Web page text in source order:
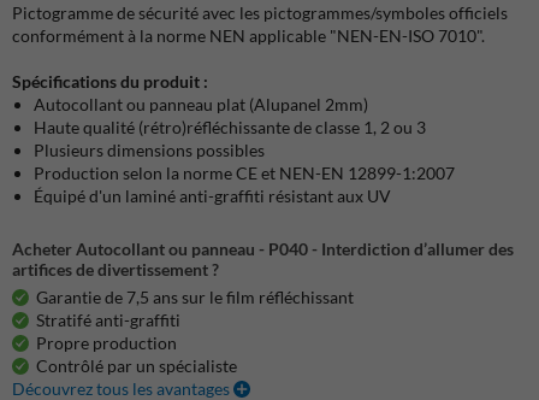
Pictogramme de sécurité avec les pictogrammes/symboles officiels
conformément à la norme NEN applicable "NEN-EN-ISO 7010".
Spécifications du produit :
Autocollant ou panneau plat (Alupanel 2mm)
Haute qualité (rétro)réfléchissante de classe 1, 2 ou 3
Plusieurs dimensions possibles
Production selon la norme CE et NEN-EN 12899-1:2007
Équipé d'un laminé anti-graffiti résistant aux UV
Acheter Autocollant ou panneau - P040 - Interdiction d’allumer des
artifices de divertissement ?
Garantie de 7,5 ans sur le film réfléchissant
Stratifé anti-graffiti
Propre production
Contrôlé par un spécialiste
Découvrez tous les avantages